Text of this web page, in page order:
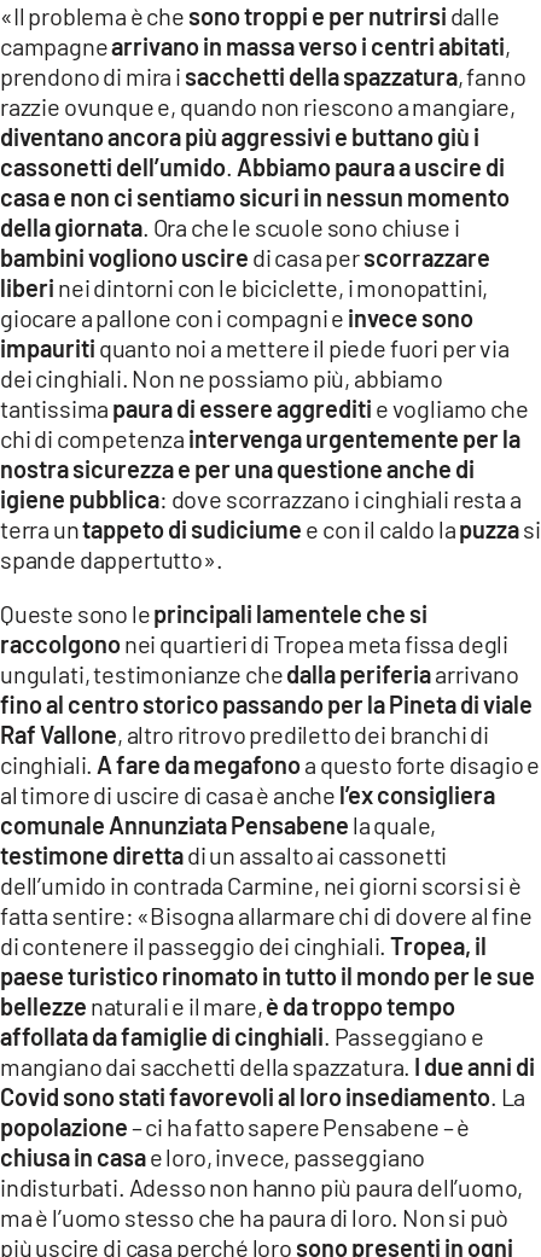
ANDROID
APPLE
«Il problema è che sono troppi e per nutrirsi dalle
campagnearrivano in massa verso i centri abitati,
prendono di mira i sacchetti della spazzatura, fanno
razzie ovunque e, quando non riescono a mangiare,
diventano ancora più aggressivi e buttano giù i
cassonetti dell’umido. Abbiamo paura a uscire di
casa e non ci sentiamo sicuri in nessun momento
della giornata. Ora che le scuole sono chiuse i
bambini vogliono uscire di casa perscorrazzare
liberi nei dintorni con le biciclette, i monopattini,
giocare a pallone con i compagni e invece sono
impauriti quanto noi a mettere il piede fuori per via
dei cinghiali. Non ne possiamo più, abbiamo
tantissima paura di essere aggrediti e vogliamo che
chi di competenza intervenga urgentemente per la
nostra sicurezza e per una questione anche di
igiene pubblica: dove scorrazzano i cinghiali resta a
terra untappeto di sudiciume e con il caldo lapuzzasi
spande dappertutto».
Queste sono leprincipali lamentele che si
raccolgononei quartieri di Tropea meta fissa degli
ungulati, testimonianze chedalla periferiaarrivano
fino al centro storico passando per la Pineta di viale
Raf Vallone, altro ritrovo prediletto dei branchi di
cinghiali. A fare da megafonoa questo forte disagio e
al timore di uscire di casa è anche l’ex consigliera
comunale Annunziata Pensabene la quale,
testimone direttadi un assalto ai cassonetti
dell’umido in contrada Carmine, nei giorni scorsi si è
fatta sentire: «Bisogna allarmare chi di dovere al fine
di contenere il passeggio dei cinghiali.Tropea, il
paese turistico rinomato in tutto il mondo per le sue
bellezze naturali e il mare,è da troppo tempo
affollata da famiglie di cinghiali. Passeggiano e
mangiano dai sacchetti della spazzatura. I due anni di
Covid sono stati favorevoli al loro insediamento. La
popolazione– ci ha fatto sapere Pensabene – è
chiusa in casae loro, invece, passeggiano
indisturbati. Adesso non hanno più paura dell’uomo,
ma è l’uomo stesso che ha paura di loro. Non si può
più uscire di casa perché loro sono presenti in ogni